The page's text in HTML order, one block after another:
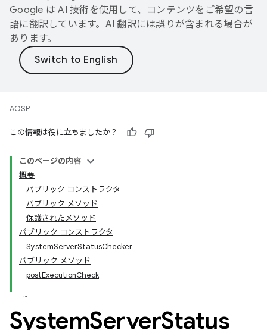
Google は AI 技術を使用して、コンテンツをご希望の言
語に翻訳しています。AI 翻訳には誤りが含まれる場合が
あります。
AOSP
この情報は役に立ちましたか？
このページの内容
概要
パブリック コンストラクタ
パブリック メソッド
保護されたメソッド
パブリック コンストラクタ
SystemServerStatusChecker
パブリック メソッド
postExecutionCheck
SystemServerStatus